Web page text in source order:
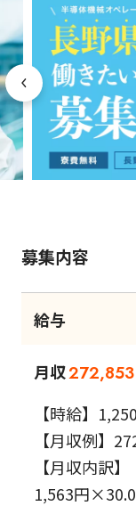
募集内容
給与
月収272,853
【時給】
【月収例】
【月収内訳
1,563円